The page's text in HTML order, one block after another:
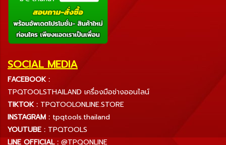
SOCIAL MEDIA
FACEBOOK :
TPQTOOLSTHAILAND เครื่องมือช่างออนไลน์
TIKTOK : TPQTOOLONLINE.STORE
INSTAGRAM : tpqtools.thailand
YOUTUBE : TPQTOOLS
LINE OFFICIAL : @TPQONLINE